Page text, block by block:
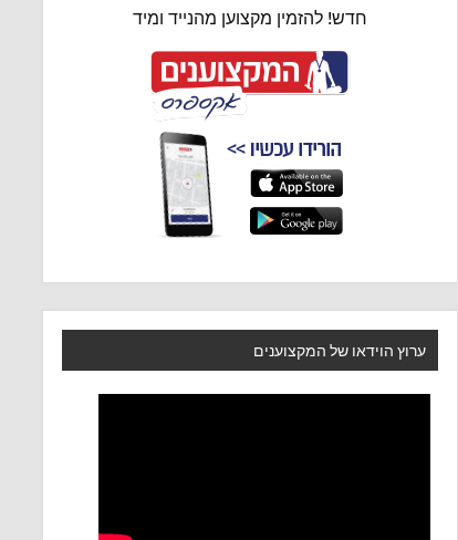
חדש! להזמין מקצוען מהנייד ומיד
ערוץ הוידאו של המקצוענים